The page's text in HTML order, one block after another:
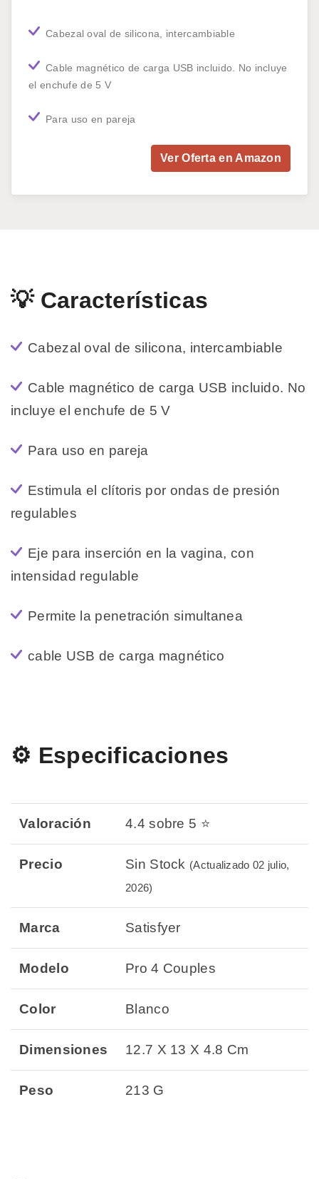
Cabezal oval de silicona, intercambiable
Cable magnético de carga USB incluido. No incluye
el enchufe de 5 V
Para uso en pareja
Ver Oferta en Amazon
💡 Características
Cabezal oval de silicona, intercambiable
Cable magnético de carga USB incluido. No
incluye el enchufe de 5 V
Para uso en pareja
Estimula el clítoris por ondas de presión
regulables
Eje para inserción en la vagina, con
intensidad regulable
Permite la penetración simultanea
cable USB de carga magnético
⚙️ Especificaciones
Valoración 4.4 sobre 5 ⭐
Precio Sin Stock (Actualizado 02 julio,
2026)
Marca Satisfyer
Modelo Pro 4 Couples
Color Blanco
Dimensiones 12.7 X 13 X 4.8 Cm
Peso 213 G